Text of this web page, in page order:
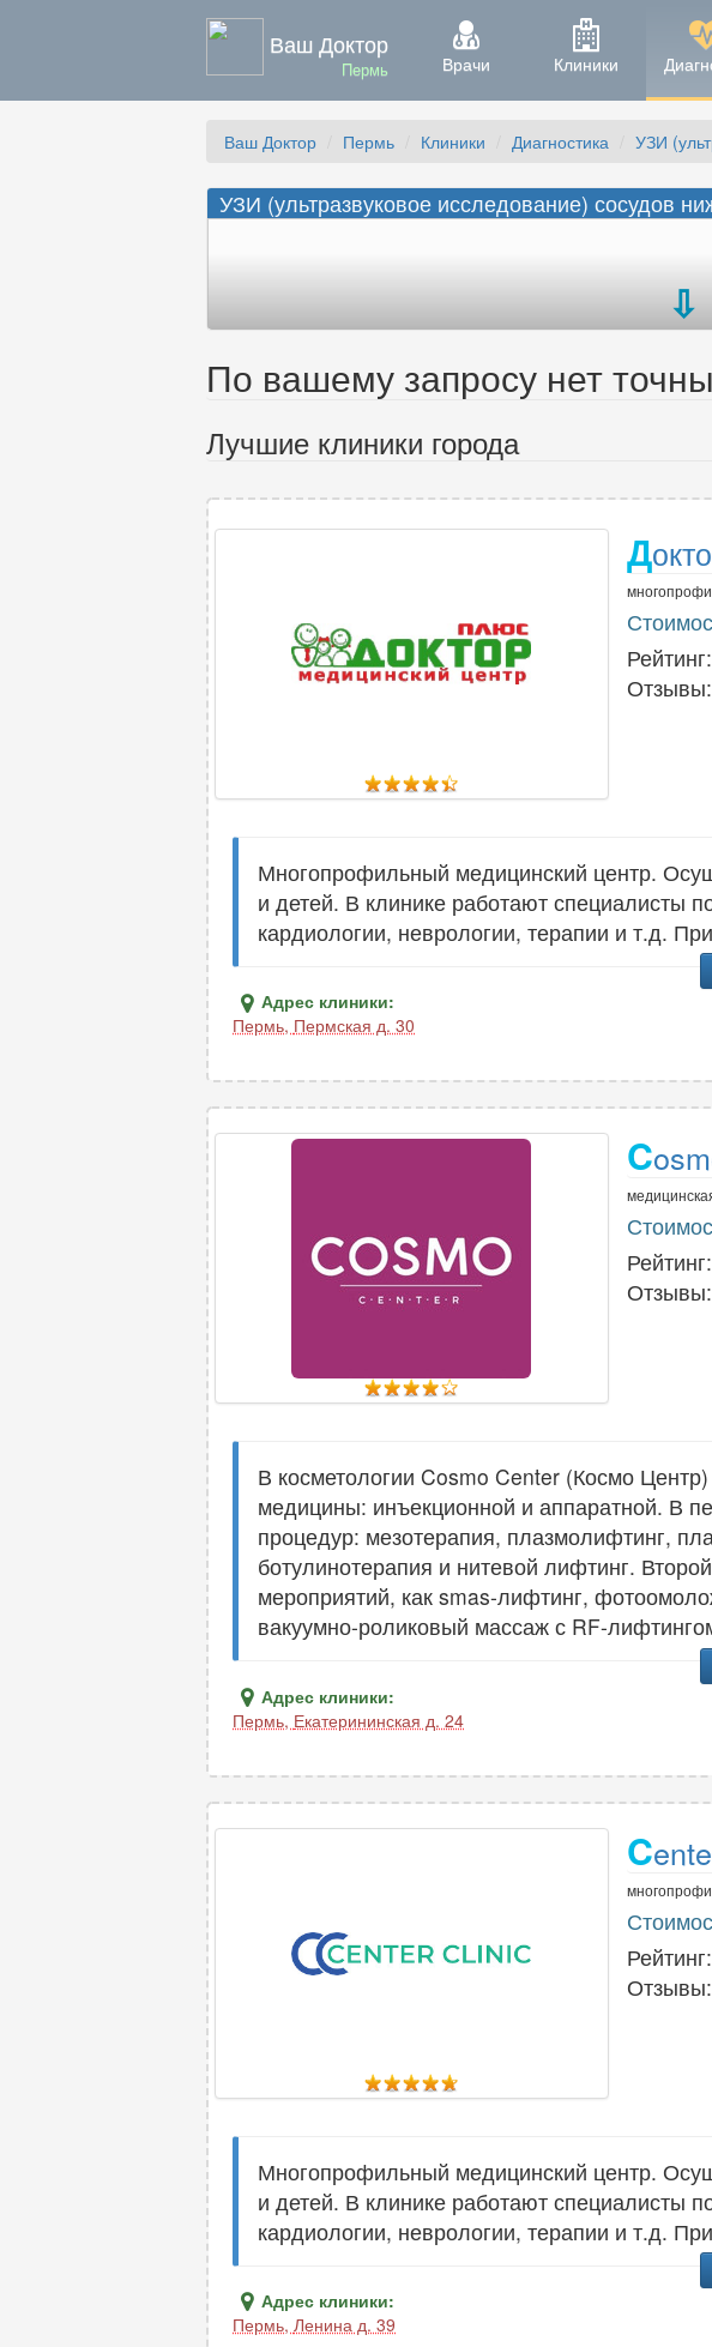
Ваш Доктор
Пермь Врачи Клиники
Ваш Доктор Пермь Клиники Диагностика УЗИ
УЗИ (ультразвуковое исследование) сосудов
По вашему запросу нет
Лучшие клиники города
Д
Рейтинг:
Отзывы:
Многопрофильный медицинский центр.
и детей. В клинике работают специалисты
кардиологии, неврологии, терапии и т.д.
Адрес клиники:
Пермь, Пермская д. 30
C
Рейтинг:
Отзывы:
В косметологии Cosmo Center (Космо
медицины: инъекционной и аппаратной. В
процедур: мезотерапия, плазмолифтинг,
ботулинотерапия и нитевой лифтинг.
мероприятий, как smas-лифтинг,
вакуумно-роликовый массаж с RF-
Адрес клиники:
Пермь, Екатерининская д. 24
C
Рейтинг:
Отзывы:
Многопрофильный медицинский центр.
и детей. В клинике работают специалисты
кардиологии, неврологии, терапии и т.д.
Адрес клиники:
Пермь, Ленина д. 39